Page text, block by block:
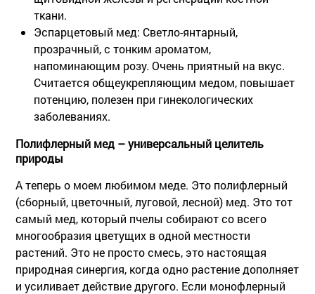
ткани.
Эспарцетовый мед: Светло-янтарный,
прозрачный, с тонким ароматом,
напоминающим розу. Очень приятный на вкус.
Считается общеукрепляющим медом, повышает
потенцию, полезен при гинекологических
заболеваниях.
Полифлерный мед – универсальный целитель
природы
А теперь о моем любимом меде. Это полифлерный
(сборный, цветочный, луговой, лесной) мед. Это тот
самый мед, который пчелы собирают со всего
многообразия цветущих в одной местности
растений. Это не просто смесь, это настоящая
природная синергия, когда одно растение дополняет
и усиливает действие другого. Если монофлерный